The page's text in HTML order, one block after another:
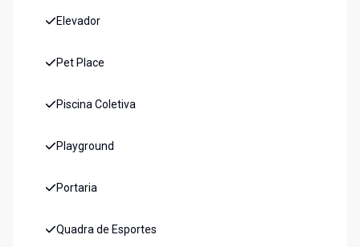
Elevador
Pet Place
Piscina Coletiva
Playground
Portaria
Quadra de Esportes